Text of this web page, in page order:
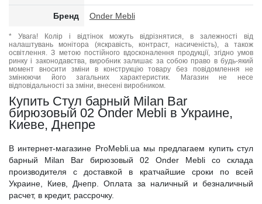
Бренд Onder Mebli
* Увага! Колір і відтінок можуть відрізнятися, в залежності від
налаштувань монітора (яскравість, контраст, насиченість), а також
освітлення. З метою постійного вдосконалення продукції, згідно умов
ринку і законодавства, виробник залишає за собою право в будь-який
момент вносити зміни в конструкцію товару без повідомлення не
змінюючи його загальних характеристик. Магазин не несе
відповідальності за зміни, внесені виробником.
Купить Стул барный Milan Bar
бирюзовый 02 Onder Mebli в Украине,
Киеве, Днепре
В интернет-магазине ProMebli.ua мы предлагаем купить стул
барный Milan Bar бирюзовый 02 Onder Mebli со склада
производителя с доставкой в кратчайшие сроки по всей
Украине, Киев, Днепр. Оплата за наличный и безналичный
расчет, в кредит, рассрочку.